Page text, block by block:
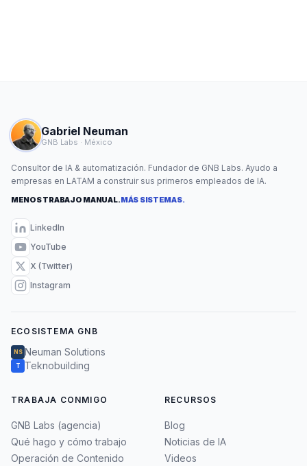
Gabriel Neuman
GNB Labs · México
Consultor de IA & automatización. Fundador de GNB Labs. Ayudo a
empresas en LATAM a construir sus primeros empleados de IA.
MENOS TRABAJO MANUAL.MÁS SISTEMAS.
LinkedIn
YouTube
X (Twitter)
Instagram
ECOSISTEMA GNB
NS Neuman Solutions
T Teknobuilding
TRABAJA CONMIGO
GNB Labs (agencia)
Qué hago y cómo trabajo
Operación de Contenido
RECURSOS
Blog
Noticias de IA
Videos